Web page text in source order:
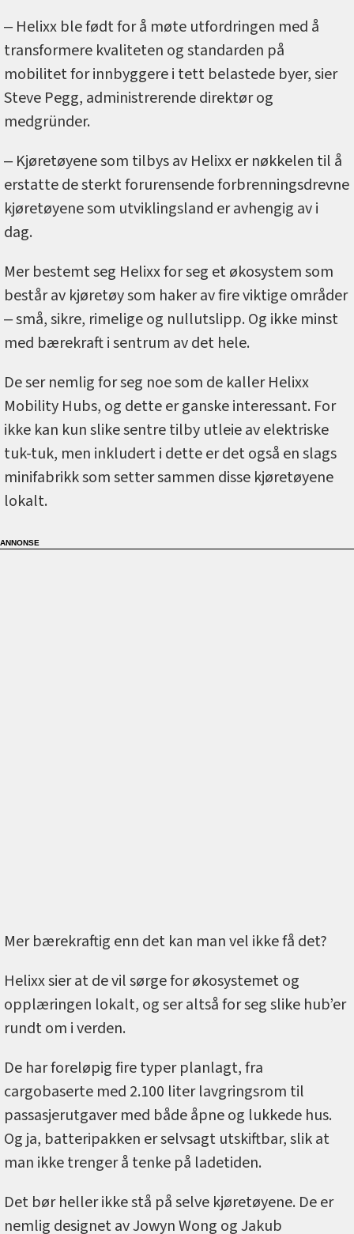
‒ Helixx ble født for å møte utfordringen med å
transformere kvaliteten og standarden på
mobilitet for innbyggere i tett belastede byer, sier
Steve Pegg, administrerende direktør og
medgründer.
‒ Kjøretøyene som tilbys av Helixx er nøkkelen til å
erstatte de sterkt forurensende forbrenningsdrevne
kjøretøyene som utviklingsland er avhengig av i
dag.
Mer bestemt seg Helixx for seg et økosystem som
består av kjøretøy som haker av fire viktige områder
‒ små, sikre, rimelige og nullutslipp. Og ikke minst
med bærekraft i sentrum av det hele.
De ser nemlig for seg noe som de kaller Helixx
Mobility Hubs, og dette er ganske interessant. For
ikke kan kun slike sentre tilby utleie av elektriske
tuk-tuk, men inkludert i dette er det også en slags
minifabrikk som setter sammen disse kjøretøyene
lokalt.
Mer bærekraftig enn det kan man vel ikke få det?
Helixx sier at de vil sørge for økosystemet og
opplæringen lokalt, og ser altså for seg slike hub’er
rundt om i verden.
De har foreløpig fire typer planlagt, fra
cargobaserte med 2.100 liter lavgringsrom til
passasjerutgaver med både åpne og lukkede hus.
Og ja, batteripakken er selvsagt utskiftbar, slik at
man ikke trenger å tenke på ladetiden.
Det bør heller ikke stå på selve kjøretøyene. De er
nemlig designet av Jowyn Wong og Jakub